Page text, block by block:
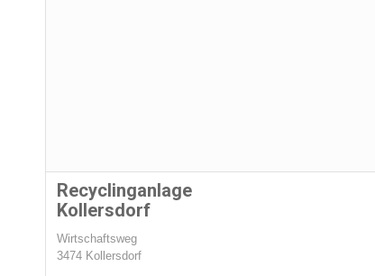
Recyclinganlage
Kollersdorf
Wirtschaftsweg
3474 Kollersdorf